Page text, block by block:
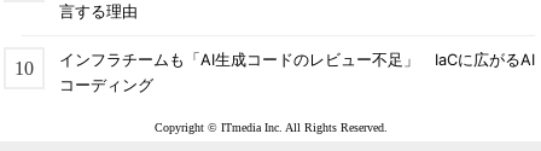
言する理由
インフラチームも「AI生成コードのレビュー不足」 IaCに広がるAI
コーディング
Copyright © ITmedia Inc. All Rights Reserved.